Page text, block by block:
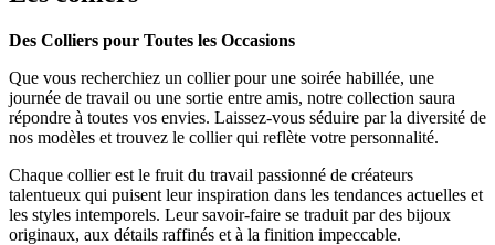
Des Colliers pour Toutes les Occasions
Que vous recherchiez un collier pour une soirée habillée, une
journée de travail ou une sortie entre amis, notre collection saura
répondre à toutes vos envies. Laissez-vous séduire par la diversité de
nos modèles et trouvez le collier qui reflète votre personnalité.
Chaque collier est le fruit du travail passionné de créateurs
talentueux qui puisent leur inspiration dans les tendances actuelles et
les styles intemporels. Leur savoir-faire se traduit par des bijoux
originaux, aux détails raffinés et à la finition impeccable.